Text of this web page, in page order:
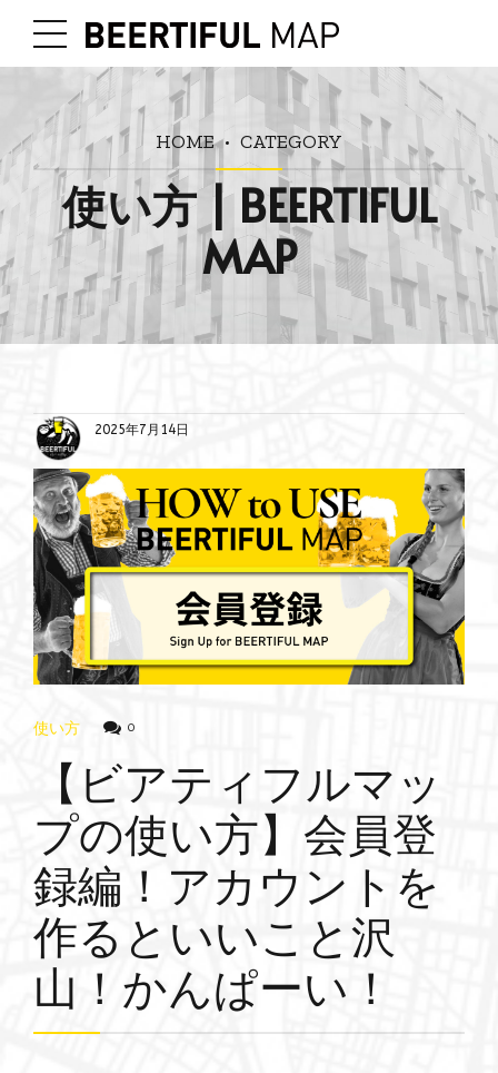
HOME CATEGORY
使い方 | BEERTIFUL
MAP
2025年7月14日
使い方 0
【ビアティフルマッ
プの使い方】会員登
録編！アカウントを
作るといいこと沢
山！かんぱーい！